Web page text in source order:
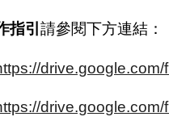
指引 請參閱下方連結：